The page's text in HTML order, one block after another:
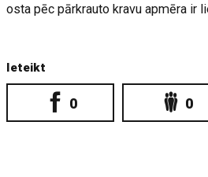
osta pēc pārkrauto kravu apmēra ir
Ieteikt
0 0